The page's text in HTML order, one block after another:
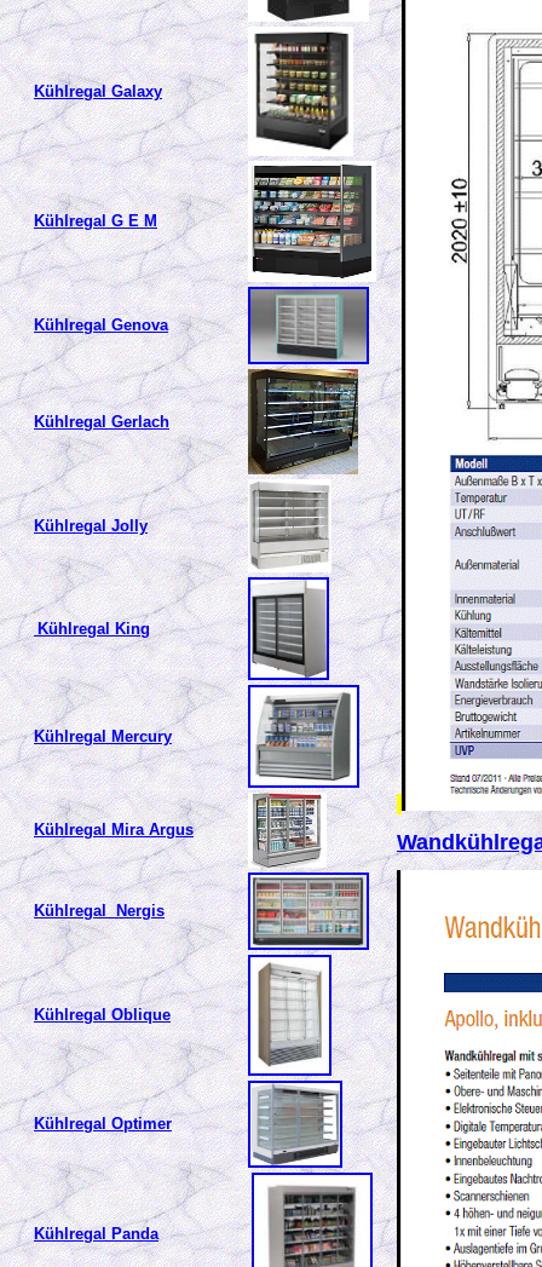
Kühlregal Galaxy
Kühlregal G E M
Kühlregal Genova
Kühlregal Gerlach
Kühlregal Jolly
Kühlregal King
Kühlregal Mercury
Kühlregal Mira Argus
Kühlregal Nergis
Kühlregal Oblique
Kühlregal Optimer
Kühlregal Panda